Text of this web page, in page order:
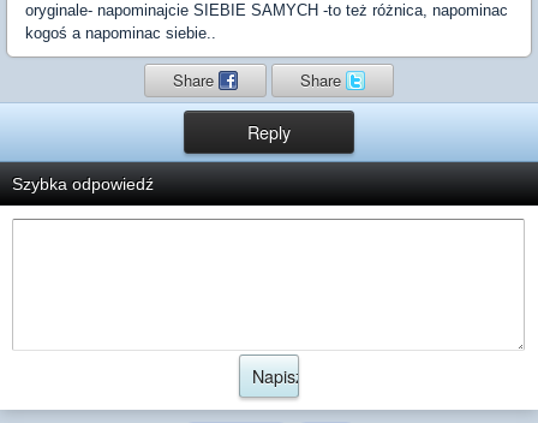
oryginale- napominajcie SIEBIE SAMYCH -to też różnica, napominac
kogoś a napominac siebie..
Share Share
Reply
Szybka odpowiedź